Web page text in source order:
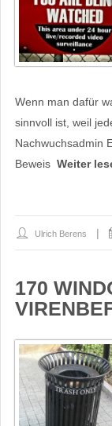
Wenn man dafür
sinnvoll ist, weil
Nachwuchsadmin
Beweis Weiter
Ulrich Berens
170